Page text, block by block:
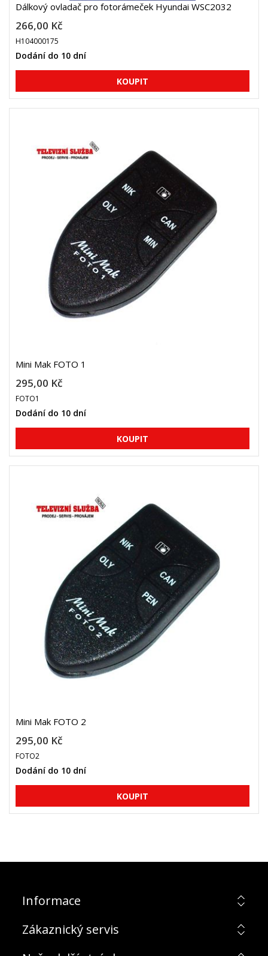
Dálkový ovladač pro fotorámeček Hyundai WSC2032
266,00 Kč
H104000175
Dodání do 10 dní
Mini Mak FOTO 1
295,00 Kč
FOTO1
Dodání do 10 dní
Mini Mak FOTO 2
295,00 Kč
FOTO2
Dodání do 10 dní
Informace
Zákaznický servis